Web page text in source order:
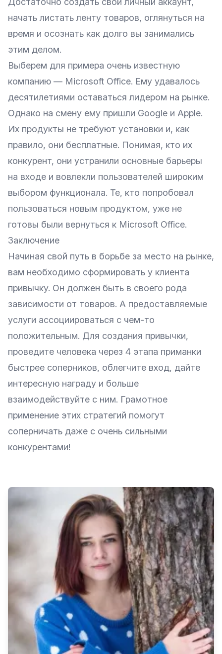
начать листать ленту товаров, оглянуться на
время и осознать как долго вы занимались
этим делом.
Выберем для примера очень известную
компанию — Microsoft Office. Ему удавалось
десятилетиями оставаться лидером на рынке.
Однако на смену ему пришли Google и Apple.
Их продукты не требуют установки и, как
правило, они бесплатные. Понимая, кто их
конкурент, они устранили основные барьеры
на входе и вовлекли пользователей широким
выбором функционала. Те, кто попробовал
пользоваться новым продуктом, уже не
готовы были вернуться к Microsoft Office.
Заключение
Начиная свой путь в борьбе за место на рынке,
вам необходимо сформировать у клиента
привычку. Он должен быть в своего рода
зависимости от товаров. А предоставляемые
услуги ассоциироваться с чем-то
положительным. Для создания привычки,
проведите человека через 4 этапа приманки
быстрее соперников, облегчите вход, дайте
интересную награду и больше
взаимодействуйте с ним. Грамотное
применение этих стратегий помогут
соперничать даже с очень сильными
конкурентами!